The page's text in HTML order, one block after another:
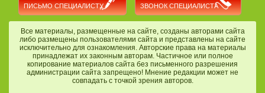
ПИСЬМО СПЕЦИАЛИСТУ ЗВОНОК СПЕЦИАЛИСТА
Все материалы, размещенные на сайте, созданы авторами сайта
либо размещены пользователями сайта и представлены на сайте
исключительно для ознакомления. Авторские права на материалы
принадлежат их законным авторам. Частичное или полное
копирование материалов сайта без письменного разрешения
администрации сайта запрещено! Мнение редакции может не
совпадать с точкой зрения авторов.